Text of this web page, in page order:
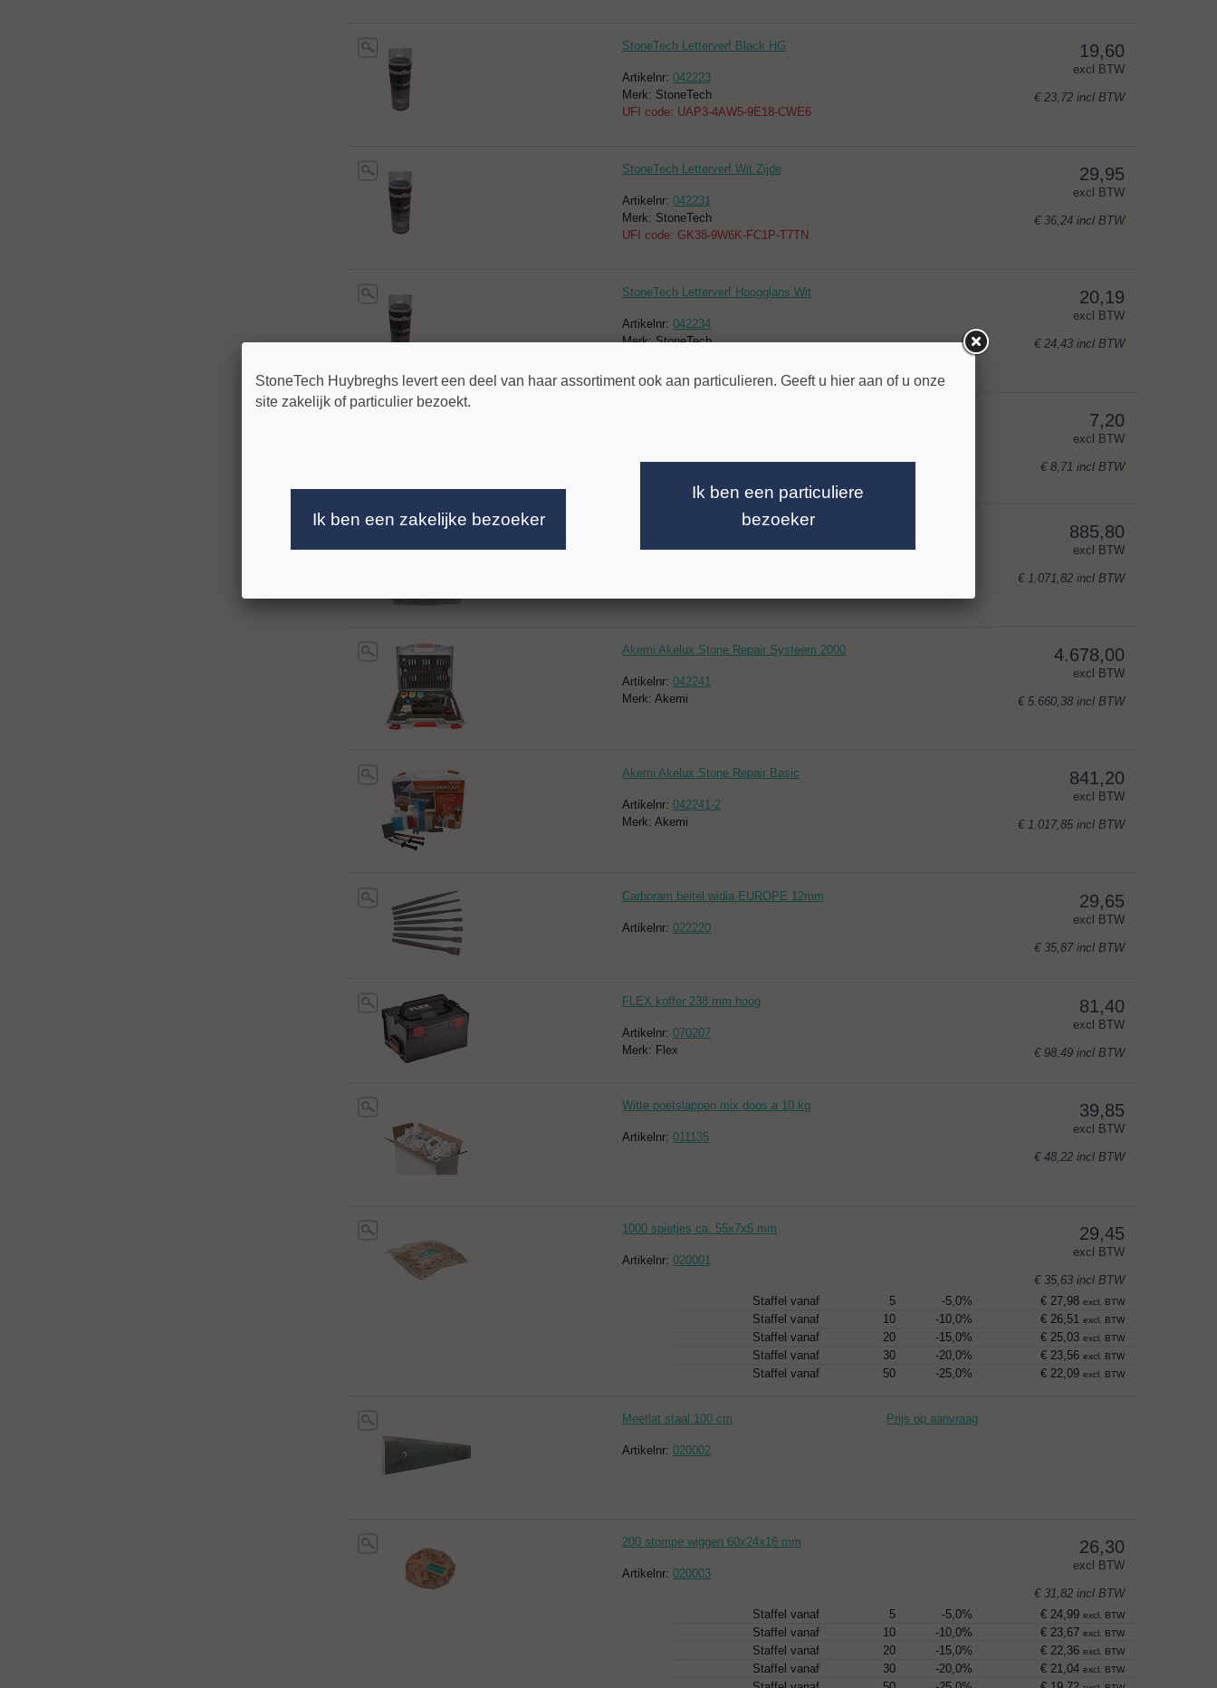
StoneTech Letterverf Black HG
Artikelnr: 042223
Merk: StoneTech
UFI code: UAP3-4AW5-9E18-CWE6
19,60
excl BTW
€ 23,72 incl BTW
StoneTech Letterverf Wit Zijde
Artikelnr: 042231
Merk: StoneTech
UFI code: GK38-9W6K-FC1P-T7TN
29,95
excl BTW
€ 36,24 incl BTW
StoneTech Letterverf Hoogglans Wit
Artikelnr: 042234
Merk: StoneTech
20,19
excl BTW
€ 24,43 incl BTW
Merk: Akemi
7,20
excl BTW
€ 8,71 incl BTW
Ceramic smart repair set 885,80
excl BTW
€ 1.071,82 incl BTW
Akemi Akelux Stone Repair Systeem 2000
Artikelnr: 042241
Merk: Akemi
4.678,00
excl BTW
€ 5.660,38 incl BTW
Akemi Akelux Stone Repair Basic
Artikelnr: 042241-2
Merk: Akemi
841,20
excl BTW
€ 1.017,85 incl BTW
Carboram beitel widia EUROPE 12mm
Artikelnr: 022220
29,65
excl BTW
€ 35,87 incl BTW
FLEX koffer 238 mm hoog
Artikelnr: 070207
Merk: Flex
81,40
excl BTW
€ 98,49 incl BTW
Witte poetslappen mix doos a 10 kg
Artikelnr: 011135
39,85
excl BTW
€ 48,22 incl BTW
1000 spietjes ca. 55x7x5 mm
Artikelnr: 020001
29,45
excl BTW
€ 35,63 incl BTW
Staffel vanaf
5 -5,0% € 27,98 excl. BTW
Staffel vanaf 10 -10,0% € 26,51 excl. BTW
Staffel vanaf 20 -15,0% € 25,03 excl. BTW
Staffel vanaf 30 -20,0% € 23,56 excl. BTW
Staffel vanaf 50 -25,0% € 22,09 excl. BTW
Meetlat staal 100 cm
Artikelnr: 020002
Prijs op aanvraag
200 stompe wiggen 60x24x16 mm
Artikelnr: 020003
26,30
excl BTW
€ 31,82 incl BTW
Staffel vanaf
5 -5,0% € 24,99 excl. BTW
Staffel vanaf 10 -10,0% € 23,67 excl. BTW
Staffel vanaf 20 -15,0% € 22,36 excl. BTW
Staffel vanaf 30 -20,0% € 21,04 excl. BTW
StoneTech Huybreghs levert een deel van haar assortiment ook aan particulieren. Geeft u hier aan of u onze
site zakelijk of particulier bezoekt.
Ik ben een zakelijke bezoeker
Ik ben een particuliere
bezoeker